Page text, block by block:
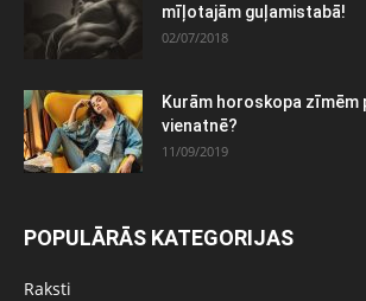
mīļotajām guļamistabā!
02/07/2018
Kurām horoskopa
vienatnē?
11/09/2019
POPULĀRĀS KATEGORIJAS
Raksti